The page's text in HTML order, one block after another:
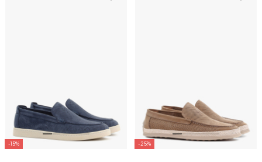
-15% -25%